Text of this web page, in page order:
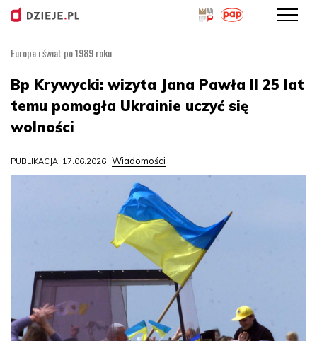
treści
Europa i świat po 1989 roku
Bp Krywycki: wizyta Jana Pawła II 25 lat
temu pomogła Ukrainie uczyć się
wolności
PUBLIKACJA: 17.06.2026 Wiadomości